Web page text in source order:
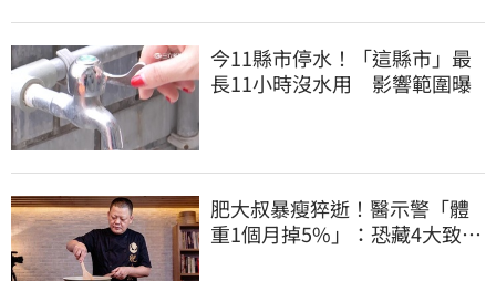
今11縣市停水！「這縣市」最
長11小時沒水用 影響範圍曝
肥大叔暴瘦猝逝！醫示警「體
重1個月掉5%」：恐藏4大致命